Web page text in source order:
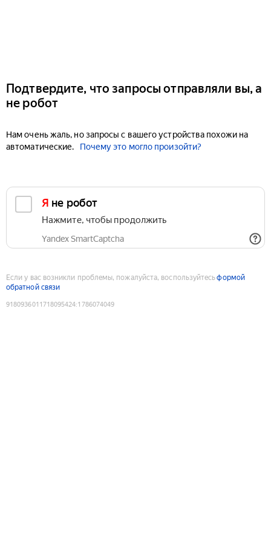
Подтвердите, что запросы отправляли вы, а
не робот
Нам очень жаль, но запросы с вашего устройства похожи на
автоматические.
Почему это могло произойти?
Я не робот
Нажмите, чтобы продолжить
Yandex SmartCaptcha
Если у вас возникли проблемы, пожалуйста, воспользуйтесьформой
обратной связи
9180936011718095424:1786074049